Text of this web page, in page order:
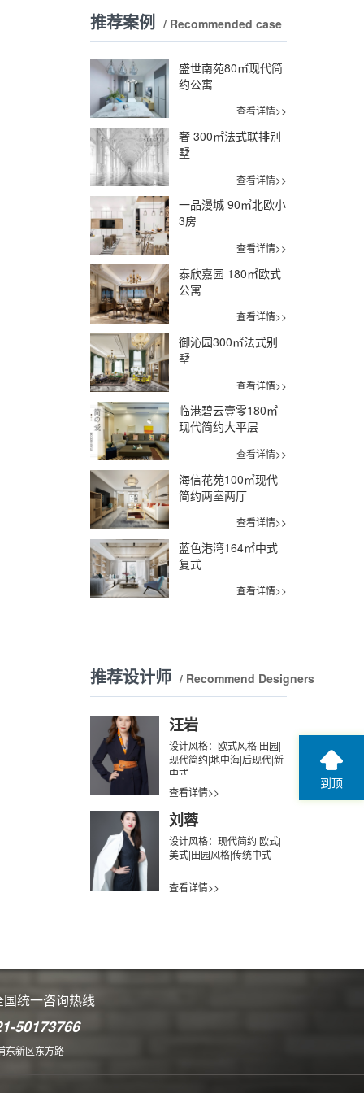
推荐案例 / Recommended case
盛世南苑80㎡现代简
约公寓
查看详情>>
奢 300㎡法式联排别
墅
查看详情>>
一品漫城 90㎡北欧小
3房
查看详情>>
泰欣嘉园 180㎡欧式
公寓
查看详情>>
御沁园300㎡法式别
墅
查看详情>>
临港碧云壹零180㎡
现代简约大平层
查看详情>>
海信花苑100㎡现代
简约两室两厅
查看详情>>
蓝色港湾164㎡中式
复式
查看详情>>
推荐设计师 / Recommend Designers
汪岩
设计风格：欧式风格|田园|
现代简约|地中海|后现代|新
中式
查看详情>>
刘蓉
设计风格：现代简约|欧式|
美式|田园风格|传统中式
查看详情>>
国统一咨询热线
50173766
东新区东方路
到顶